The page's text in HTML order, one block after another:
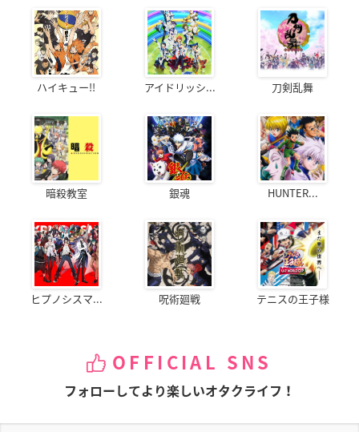
ハイキュー!! アイドリッシ... 刀剣乱舞
暗殺教室 銀魂 HUNTER...
ヒプノシスマ... 呪術廻戦 テニスの王子様
OFFICIAL SNS
フォローしてより楽しいオタクライフ！